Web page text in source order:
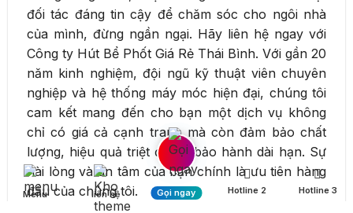
đối tác đáng tin cậy để chăm sóc cho ngôi nhà
của mình, đừng ngần ngại. Hãy liên hệ ngay với
Công ty Hút Bể Phốt Giá Rẻ Thái Bình. Với gần 20
năm kinh nghiệm, đội ngũ kỹ thuật viên chuyên
nghiệp và hệ thống máy móc hiện đại, chúng tôi
cam kết mang đến cho bạn một dịch vụ không
chỉ có giá cả cạnh tranh mà còn đảm bảo chất
lượng, hiệu quả triệt để và bảo hành dài hạn. Sự
hài lòng và an tâm của bạn chính là ưu tiên hàng
đầu của chúng tôi.
Menu liên hệ Gọi ngay Hotline 2 Hotline 3